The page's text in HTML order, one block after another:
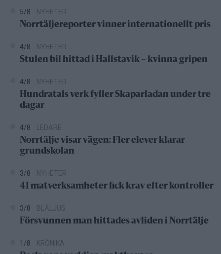
5/8 NYHETER
Norrtäljereporter vinner internationellt pris
4/8 NYHETER
Stulen bil hittad i Hallstavik – kvinna gripen
4/8 NYHETER
Hundratals verk fyller Skaparladan under tre
dagar
4/8 LEDARE
Norrtälje visar vägen: Fler elever klarar
grundskolan
3/8 NYHETER
41 matverksamheter fick krav efter kontroller
3/8 BLÅLJUS
Försvunnen man hittades avliden i Norrtälje
1/8 KRÖNIKA